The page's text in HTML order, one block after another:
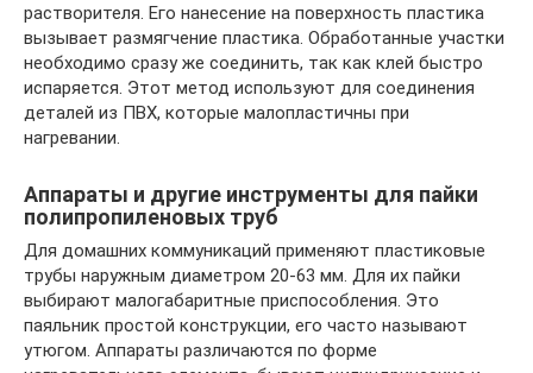
растворителя. Его нанесение на поверхность пластика
вызывает размягчение пластика. Обработанные участки
необходимо сразу же соединить, так как клей быстро
испаряется. Этот метод используют для соединения
деталей из ПВХ, которые малопластичны при
нагревании.
Аппараты и другие инструменты для пайки
полипропиленовых труб
Для домашних коммуникаций применяют пластиковые
трубы наружным диаметром 20-63 мм. Для их пайки
выбирают малогабаритные приспособления. Это
паяльник простой конструкции, его часто называют
утюгом. Аппараты различаются по форме